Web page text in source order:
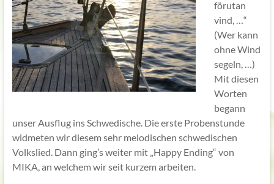
förutan
vind, …“
(Wer kann
ohne Wind
segeln, …)
Mit diesen
Worten
begann
unser Ausflug ins Schwedische. Die erste Probenstunde
widmeten wir diesem sehr melodischen schwedischen
Volkslied. Dann ging’s weiter mit „Happy Ending“ von
MIKA, an welchem wir seit kurzem arbeiten.